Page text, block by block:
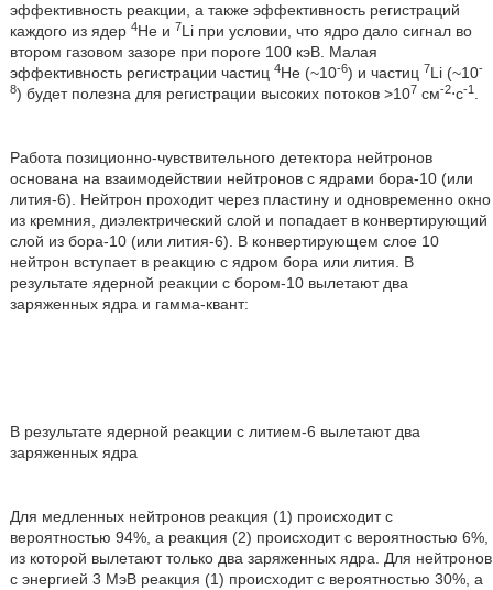
эффективность реакции, а также эффективность регистраций
каждого из ядер 4Не и 7Li при условии, что ядро дало сигнал во
втором газовом зазоре при пороге 100 кэВ. Малая
эффективность регистрации частиц 4Не (~10-6) и частиц 7Li (~10-
8) будет полезна для регистрации высоких потоков >107 см-2⋅с-1.
Работа позиционно-чувствительного детектора нейтронов
основана на взаимодействии нейтронов с ядрами бора-10 (или
лития-6). Нейтрон проходит через пластину и одновременно окно
из кремния, диэлектрический слой и попадает в конвертирующий
слой из бора-10 (или лития-6). В конвертирующем слое 10
нейтрон вступает в реакцию с ядром бора или лития. В
результате ядерной реакции с бором-10 вылетают два
заряженных ядра и гамма-квант:
В результате ядерной реакции с литием-6 вылетают два
заряженных ядра
Для медленных нейтронов реакция (1) происходит с
вероятностью 94%, а реакция (2) происходит с вероятностью 6%,
из которой вылетают только два заряженных ядра. Для нейтронов
с энергией 3 МэВ реакция (1) происходит с вероятностью 30%, а